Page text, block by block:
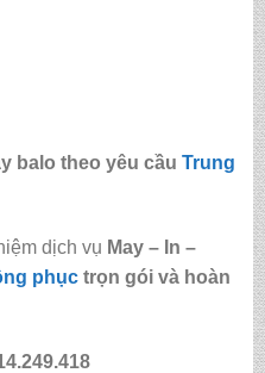
balo theo yêu cầu Trung
dịch vụ May – In –
phụctrọn gói và hoàn